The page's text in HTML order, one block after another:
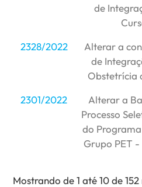
de
2328/2022
Alterar a
de
Obstetrícia
2301/2022
Alterar a
Processo
do
Grupo PET
Mostrando de 1 até 10 de